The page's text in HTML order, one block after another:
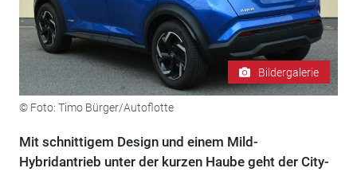
Bildergalerie
© Foto: Timo Bürger/Autoflotte
Mit schnittigem Design und einem Mild-
Hybridantrieb unter der kurzen Haube geht der City-